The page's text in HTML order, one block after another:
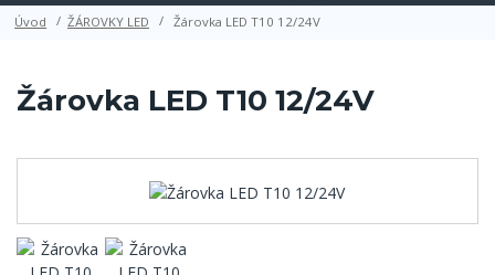
Úvod ŽÁROVKY LED Žárovka LED T10 12/24V
Žárovka LED T10 12/24V